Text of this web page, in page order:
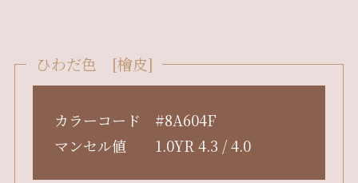
ひわだ色 [檜皮]
カラーコード #8A604F
マンセル値 1.0YR 4.3 / 4.0